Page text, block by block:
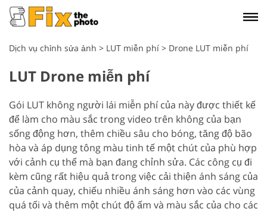
Dịch vụ chỉnh sửa ảnh > LUT miễn phí > Drone LUT miễn phí
LUT Drone miễn phí
Gói LUT không người lái miễn phí của này được thiết kế
để làm cho màu sắc trong video trên không của bạn
sống động hơn, thêm chiều sâu cho bóng, tăng độ bão
hòa và áp dụng tông màu tinh tế một chút của phù hợp
với cảnh cụ thể mà bạn đang chỉnh sửa. Các công cụ đi
kèm cũng rất hiệu quả trong việc cải thiện ánh sáng của
của cảnh quay, chiếu nhiều ánh sáng hơn vào các vùng
quá tối và thêm một chút độ ấm và màu sắc của cho các